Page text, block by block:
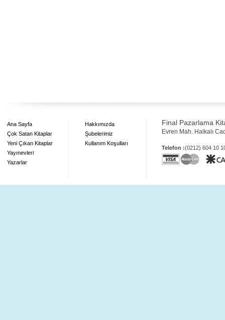
Ana Sayfa
Çok Satan Kitaplar
Yeni Çıkan Kitaplar
Yayınevleri
Yazarlar
Hakkımızda
Şubelerimiz
Kullanım Koşulları
Final Pazarlama
Evren Mah. Halkalı
Telefon :(0212) 604 10